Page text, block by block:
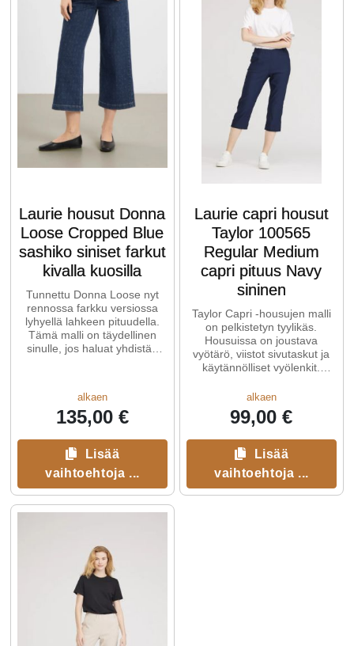
Laurie housut Donna
Loose Cropped Blue
sashiko siniset farkut
kivalla kuosilla
Tunnettu Donna Loose nyt
rennossa farkku versiossa
lyhyellä lahkeen pituudella.
Tämä malli on täydellinen
sinulle, jos haluat yhdistää
alkaen
135,00 €
Lisää
vaihtoehtoja ...
Laurie capri housut
Taylor 100565
Regular Medium
capri pituus Navy
sininen
Taylor Capri -housujen malli
on pelkistetyn tyylikäs.
Housuissa on joustava
vyötärö, viistot sivutaskut ja
käytännölliset vyölenkit.
alkaen
99,00 €
Lisää
vaihtoehtoja ...